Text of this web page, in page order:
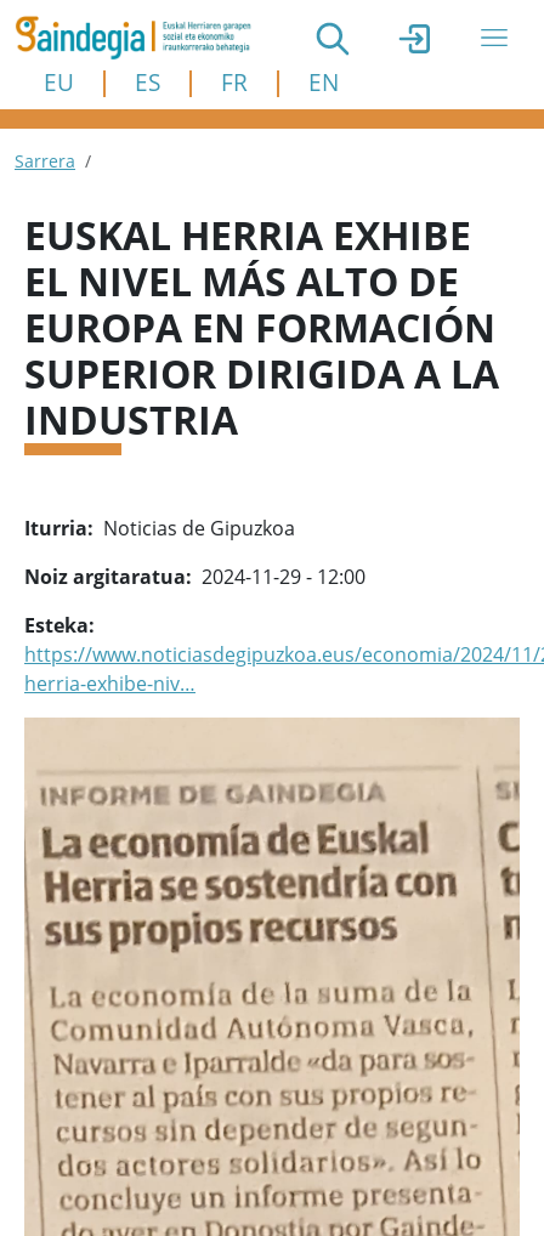
Skip to main content
EU ES FR EN
Breadcrumb
Sarrera
EUSKAL HERRIA EXHIBE
EL NIVEL MÁS ALTO DE
EUROPA EN FORMACIÓN
SUPERIOR DIRIGIDA A LA
INDUSTRIA
Iturria
Noticias de Gipuzkoa
Noiz argitaratua
2024-11-29 - 12:00
Esteka
https://www.noticiasdegipuzkoa.eus/economia/2024/
herria-exhibe-niv…